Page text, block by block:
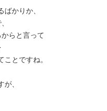
かりか、
らと言って
とですね。
、